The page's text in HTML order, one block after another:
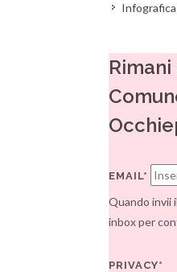
Infografica
EMAIL*
Quando invii
inbox per
PRIVACY*